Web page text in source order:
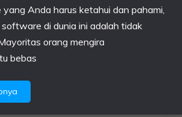
Anda harus ketahui dan pahami,
di dunia ini adalah tidak
orang mengira
bebas